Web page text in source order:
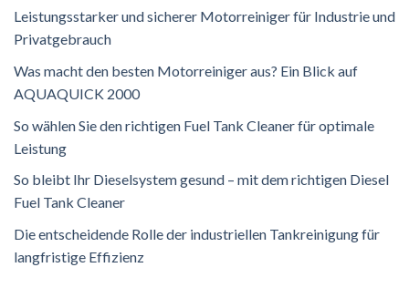
Leistungsstarker und sicherer Motorreiniger für Industrie und
Privatgebrauch
Was macht den besten Motorreiniger aus? Ein Blick auf
AQUAQUICK 2000
So wählen Sie den richtigen Fuel Tank Cleaner für optimale
Leistung
So bleibt Ihr Dieselsystem gesund – mit dem richtigen Diesel
Fuel Tank Cleaner
Die entscheidende Rolle der industriellen Tankreinigung für
langfristige Effizienz